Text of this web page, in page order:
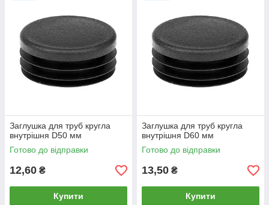
Заглушка для труб кругла
внутрішня D50 мм
Готово до відправки
12,60 ₴
Купити
Заглушка для труб кругла
внутрішня D60 мм
Готово до відправки
13,50 ₴
Купити